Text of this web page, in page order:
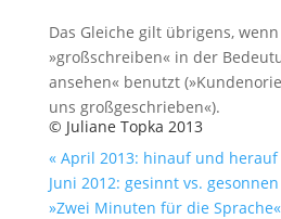
Das Gleiche gilt übrigens,
»großschreiben« in der
ansehen« benutzt
uns großgeschrieben«).
© Juliane Topka 2013
« April 2013: hinauf und herauf
Juni 2012: gesinnt vs. gesonnen
»Zwei Minuten für die